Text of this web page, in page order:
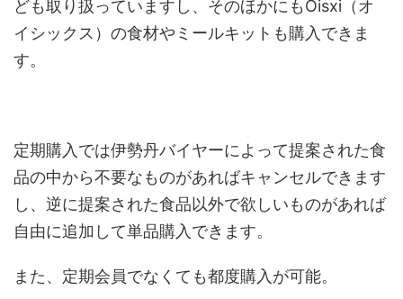
ども取り扱っていますし、そのほかにもOisxi（オ
イシックス）の食材やミールキットも購入できま
す。
定期購入では伊勢丹バイヤーによって提案された食
品の中から不要なものがあればキャンセルできます
し、逆に提案された食品以外で欲しいものがあれば
自由に追加して単品購入できます。
また、定期会員でなくても都度購入が可能。